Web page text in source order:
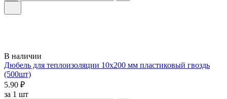
В наличии
Дюбель для теплоизоляции 10х200 мм пластиковый гвоздь
(500шт)
5.90 ₽
за 1 шт